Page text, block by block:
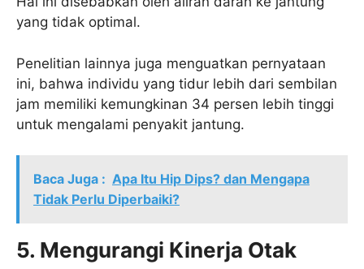
yang tidak optimal.
Penelitian lainnya juga menguatkan pernyataan
ini, bahwa individu yang tidur lebih dari sembilan
jam memiliki kemungkinan 34 persen lebih tinggi
untuk mengalami penyakit jantung.
Baca Juga : Apa Itu Hip Dips? dan Mengapa
Tidak Perlu Diperbaiki?
5. Mengurangi Kinerja Otak